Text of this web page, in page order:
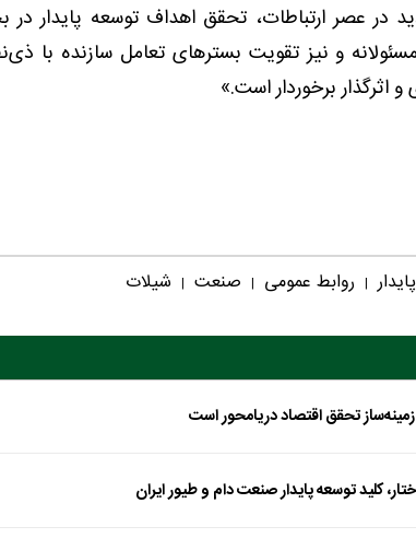
در عصر ارتباطات، تحقق اهداف توسعه پایدار
و نیز تقویت بسترهای تعامل سازنده با
اثرگذار برخوردار است.»
| روابط عمومی | صنعت | شیلات
تحقق اقتصاد دریامحور است
کلید توسعه پایدار صنعت دام و طیور ایران